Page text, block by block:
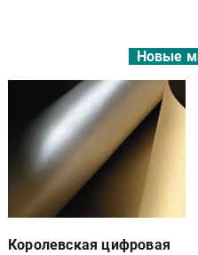
Новые
Королевская цифровая